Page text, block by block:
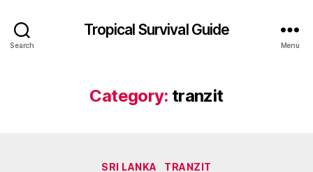
Search
Tropical Survival Guide
Menu
Category: tranzit
Categories
SRI LANKA TRANZIT
g